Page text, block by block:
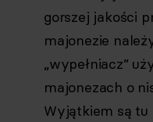
gorszej jakości
majonezie
„wypełniacz”
majonezach o
Wyjątkiem są